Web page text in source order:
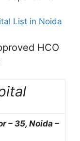
List in Noida
HCO
– 35, Noida –